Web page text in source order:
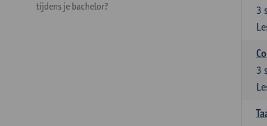
tijdens je bachelor?
3
3